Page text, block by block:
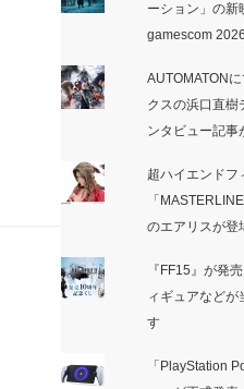
ーション」の新
gamescom
AUTOMATON
クスの浜口直樹
ンタビュー記
超ハイエンドフ
「
のエアリスが登
『FF15』が発
ィギュアなど
す
「PlayStation